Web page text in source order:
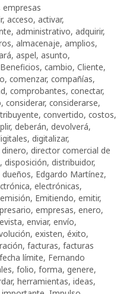
empresas
, acceso, activar,
, administrativo, adquirir,
, almacenaje, amplios,
, aspel, asunto,
Beneficios, cambio, Cliente,
, comenzar, compañías,
, comprobantes, conectar,
, considerar, considerarse,
, convertido, costos,
, deberán, devolverá,
, digitalizar,
dinero, director comercial de
, disposición, distribuidor,
dueños, Edgardo Martínez,
, electrónicas,
emisión, Emitiendo, emitir,
, empresas, enero,
, enviar, envío,
, existen, éxito,
, facturas, facturas
fecha límite, Fernando
, folio, forma, genere,
, herramientas, ideas,